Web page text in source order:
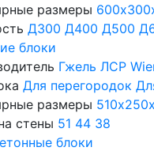
размеры
Д300 Д400 Д500
блоки
Гжель ЛСР
Для перегородок
размеры
стены 51 44 38
блоки